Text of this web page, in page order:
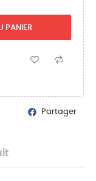
PANIER
Partager